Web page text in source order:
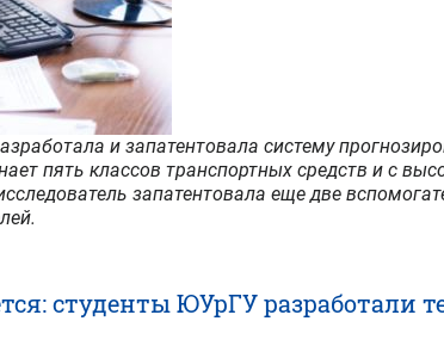
и запатентовала систему
пять классов транспортных средств и с
запатентовала еще две
студенты ЮУрГУ разработали